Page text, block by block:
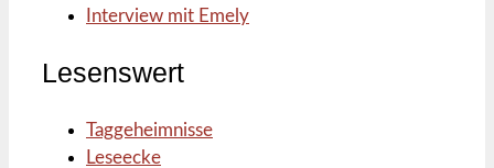
Interview mit Emely
Lesenswert
Taggeheimnisse
Leseecke